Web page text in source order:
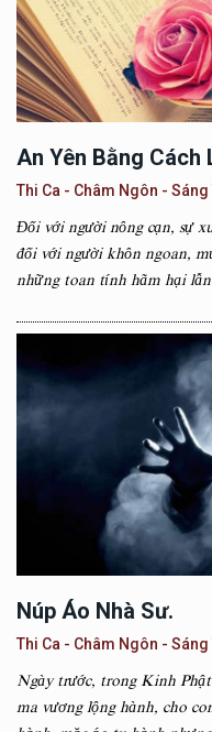
An Yên Bằng
Thi Ca - Châm Ngôn - Sáng
Đối với người nông cạn, sự
đối với người khôn ngoan,
những toan tính hãm hại
Núp Áo Nhà Sư.
Thi Ca - Châm Ngôn - Sáng
Ngày trước, trong Kinh
ma vương lộng hành, cho